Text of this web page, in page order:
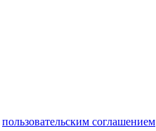
пользовательским соглашением